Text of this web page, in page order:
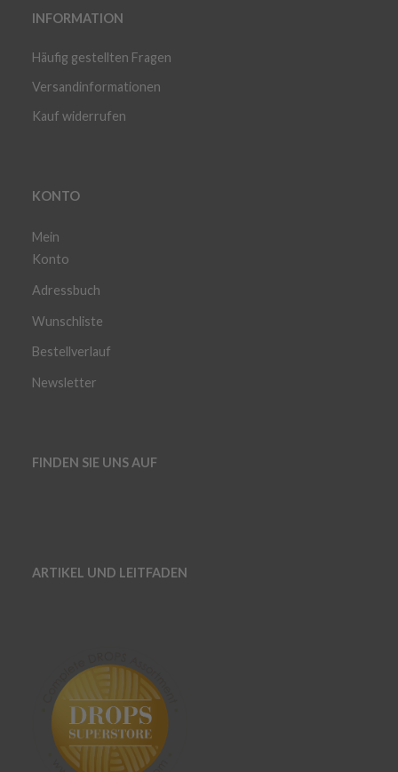
INFORMATION
Häufig gestellten Fragen
Versandinformationen
Kauf widerrufen
KONTO
Mein
Konto
Adressbuch
Wunschliste
Bestellverlauf
Newsletter
FINDEN SIE UNS AUF
ARTIKEL UND LEITFADEN